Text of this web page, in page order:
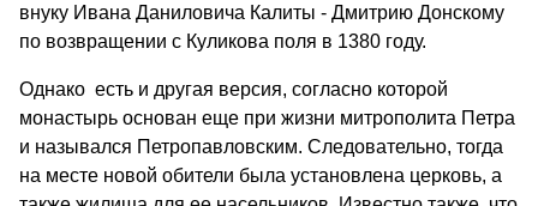
внуку Ивана Даниловича Калиты - Дмитрию Донскому
по возвращении с Куликова поля в 1380 году.
Однако есть и другая версия, согласно которой
монастырь основан еще при жизни митрополита Петра
и назывался Петропавловским. Следовательно, тогда
на месте новой обители была установлена церковь, а